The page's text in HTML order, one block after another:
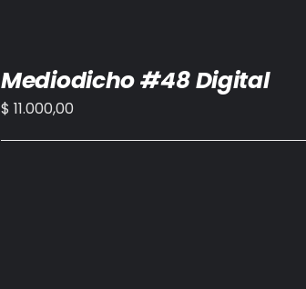
Mediodicho #48 Digital
$ 11.000,00